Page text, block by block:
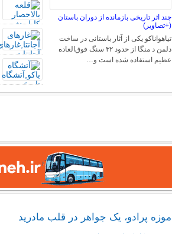
چند اثر تاریخی بازمانده از دوران باستان
(+تصاویر)
تیاهواناکو یکی از آثار باستانی در ساخت
دلمن د منگا از حدود ۳۲ سنگ فوق‌العاده
عظیم استفاده شده است و…
موزه پرادو، یک جواهر در قلب مادرید